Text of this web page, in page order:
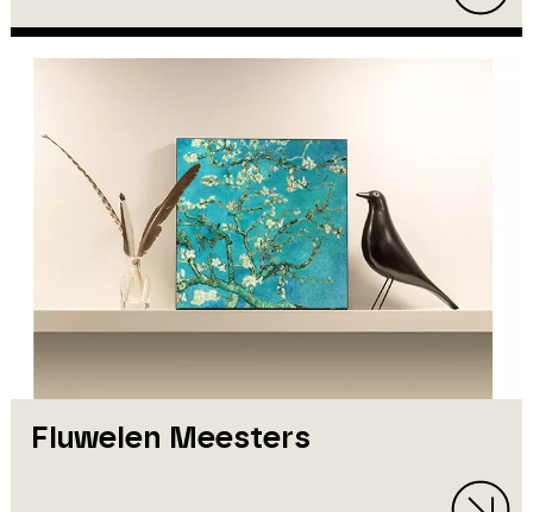
Fluwelen Meesters